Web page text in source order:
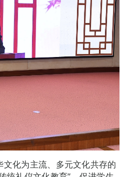
化为主流、多元文化共存的